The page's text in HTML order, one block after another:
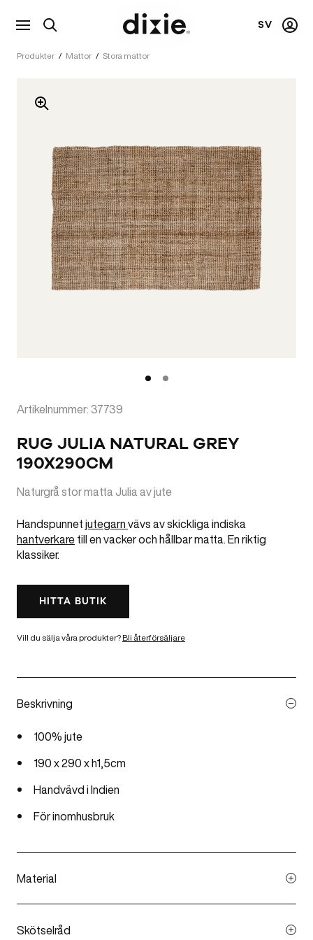
Visa SV
Mitt
Produkter / Mattor / Stora mattor
Artikelnummer: 37739
RUG JULIA NATURAL GREY
190X290CM
Naturgrå stor matta Julia av jute
Handspunnetjutegarnvävs av skickliga indiska
hantverkaretill en vacker och hållbar matta. En riktig
klassiker.
HITTA BUTIK
Vill du sälja våra produkter?Bli återförsäljare
Beskrivning
100% jute
190 x 290 x h1,5cm
Handvävd i Indien
För inomhusbruk
Material
Skötselråd